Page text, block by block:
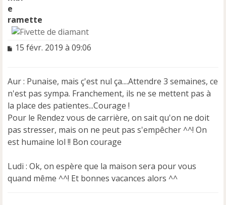
ramette
M
a
g
e
n
o
n
l
15 févr. 2019 à 09:06
Aur : Punaise, mais ç'est nul ça....Attendre 3 semaines, ce
n'est pas sympa. Franchement, ils ne se mettent pas à
la place des patientes...Courage !
Pour le Rendez vous de carrière, on sait qu'on ne doit
pas stresser, mais on ne peut pas s'empêcher ^^! On
est humaine lol !! Bon courage
Ludi : Ok, on espère que la maison sera pour vous
quand même ^^! Et bonnes vacances alors ^^